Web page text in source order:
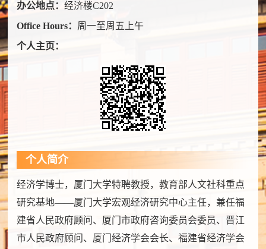
办公地点：经济楼C202
Office Hours： 周一至周五上午
个人主页：
个人简介
经济学博士，厦门大学特聘教授，教育部人文社科重点
研究基地——厦门大学宏观经济研究中心主任，兼任福
建省人民政府顾问、厦门市政府咨询委员会委员、晋江
市人民政府顾问、厦门经济学会会长、福建省经济学会